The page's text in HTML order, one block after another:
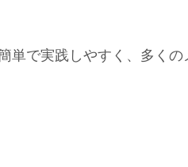
単で実践しやすく、多くの